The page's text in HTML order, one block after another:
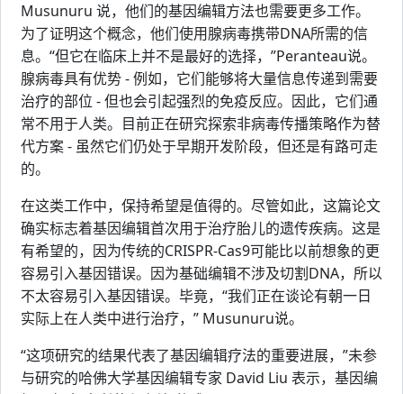
Musunuru 说，他们的基因编辑方法也需要更多工作。
为了证明这个概念，他们使用腺病毒携带DNA所需的信
息。“但它在临床上并不是最好的选择，”Peranteau说。
腺病毒具有优势 - 例如，它们能够将大量信息传递到需要
治疗的部位 - 但也会引起强烈的免疫反应。因此，它们通
常不用于人类。目前正在研究探索非病毒传播策略作为替
代方案 - 虽然它们仍处于早期开发阶段，但还是有路可走
的。
在这类工作中，保持希望是值得的。尽管如此，这篇论文
确实标志着基因编辑首次用于治疗胎儿的遗传疾病。这是
有希望的，因为传统的CRISPR-Cas9可能比以前想象的更
容易引入基因错误。因为基础编辑不涉及切割DNA，所以
不太容易引入基因错误。毕竟，“我们正在谈论有朝一日
实际上在人类中进行治疗，” Musunuru说。
“这项研究的结果代表了基因编辑疗法的重要进展，”未参
与研究的哈佛大学基因编辑专家 David Liu 表示，基因编